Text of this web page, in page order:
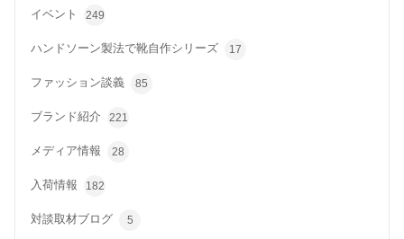
イベント 249
ハンドソーン製法で靴自作シリーズ 17
ファッション談義 85
ブランド紹介 221
メディア情報 28
入荷情報 182
対談取材ブログ 5